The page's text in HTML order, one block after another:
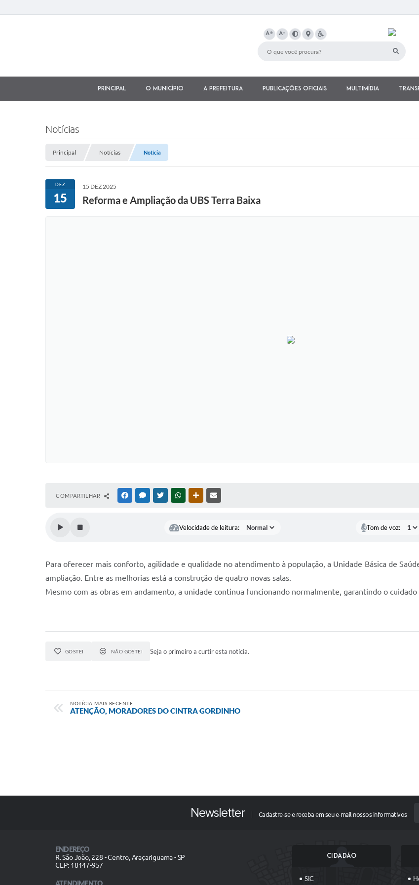
A+ A-
Principal O município A Prefeitura Publicações Oficiais Multimídia
Notícias
Principal Notícias Notícia
DEZ
15
15 DEZ 2025
Reforma e Ampliação da UBS Terra Baixa
COMPARTILHAR FACEBOOKMESSENGER
TWITTERWHATSAPPOUTRAS MÍDIAS
Velocidade de leitura: Tom de voz:
Para oferecer mais conforto, agilidade e qualidade no atendimento à população, a Unidade Básica de
ampliação. Entre as melhorias está a construção de quatro novas salas.
Mesmo com as obras em andamento, a unidade continua funcionando normalmente, garantindo o cuidado
GOSTEI NÃO GOSTEI Seja o primeiro a curtir esta notícia.
NOTÍCIA MAIS RECENTE
ATENÇÃO, MORADORES DO CINTRA GORDINHO
Newsletter Cadastre-se e receba em seu e-mail nossos informativos
ENDEREÇO
R. São João, 228 - Centro, Araçariguama - SP
CEP: 18147-957
ATENDIMENTO
CIDADÃO
SIC